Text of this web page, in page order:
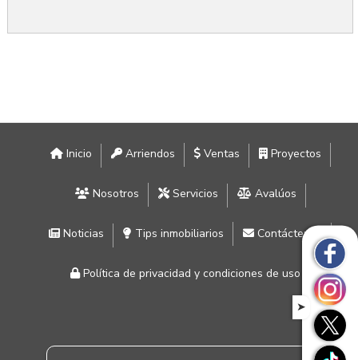
Inicio Arriendos Ventas Proyectos
Nosotros Servicios Avalúos
Noticias Tips inmobiliarios Contáctenos
Política de privacidad y condiciones de uso
➤